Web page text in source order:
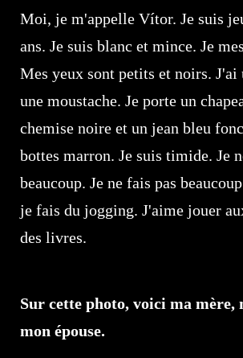
Moi, je m'appelle Vítor. Je suis
ans. Je suis blanc et mince. Je
Mes yeux sont petits et noirs. J'ai
une moustache. Je porte un
chemise noire et un jean bleu
bottes marron. Je suis timide. Je
beaucoup. Je ne fais pas
je fais du jogging. J'aime jouer
des livres.
Sur cette photo, voici ma mère,
mon épouse.